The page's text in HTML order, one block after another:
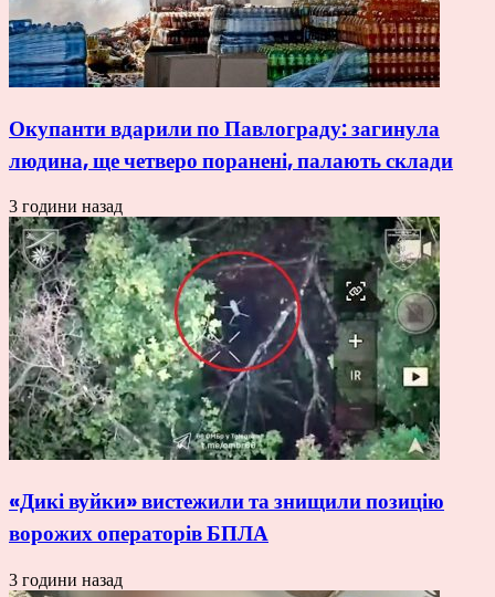
Окупанти вдарили по Павлограду: загинула
людина, ще четверо поранені, палають склади
3 години назад
«Дикі вуйки» вистежили та знищили позицію
ворожих операторів БПЛА
3 години назад